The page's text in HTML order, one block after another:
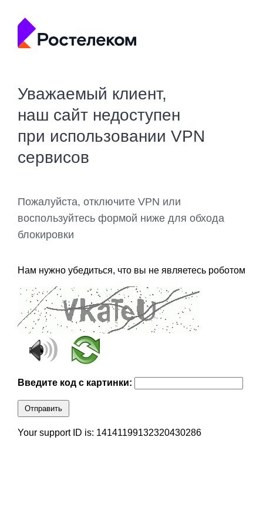
Уважаемый клиент,
наш сайт недоступен
при использовании VPN
сервисов
Пожалуйста, отключите VPN или
воспользуйтесь формой ниже для обхода
блокировки
Нам нужно убедиться, что вы не являетесь роботом
Введите код с картинки:
Отправить
Your support ID is: 14141199132320430286